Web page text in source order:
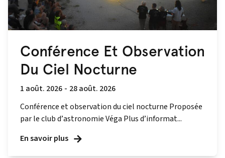
Conférence Et Observation
Du Ciel Nocturne
1 août. 2026 - 28 août. 2026
Conférence et observation du ciel nocturne Proposée
par le club d’astronomie Véga Plus d’informat...
En savoir plus